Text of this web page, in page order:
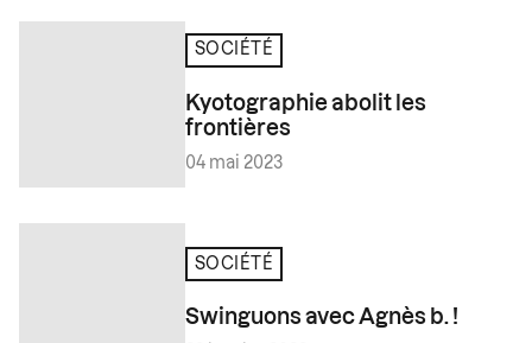
SOCIÉTÉ
Kyotographie abolit les
frontières
04 mai 2023
SOCIÉTÉ
Swinguons avec Agnès b. !